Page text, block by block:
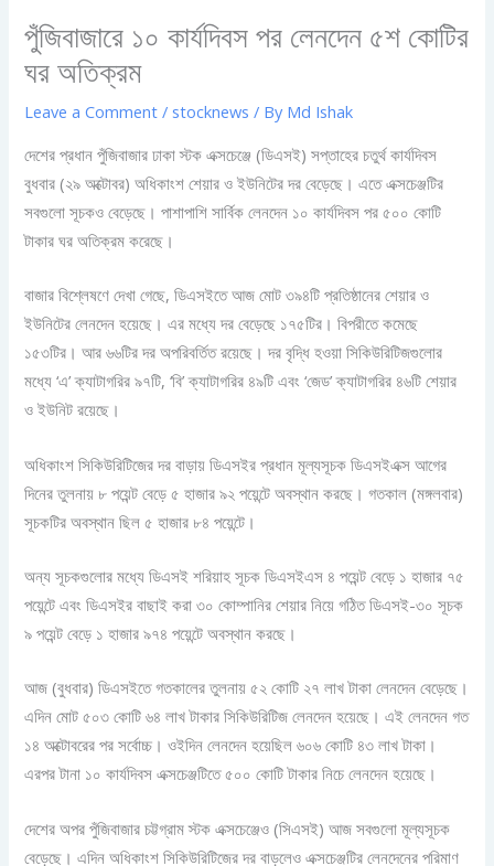
পুঁজিবাজারে ১০ কার্যদিবস পর লেনদেন ৫শ কোটির
ঘর অতিক্রম
Leave a Comment / stocknews / By Md Ishak
দেশের প্রধান পুঁজিবাজার ঢাকা স্টক এক্সচেঞ্জে (ডিএসই) সপ্তাহের চতুর্থ কার্যদিবস
বুধবার (২৯ অক্টোবর) অধিকাংশ শেয়ার ও ইউনিটের দর বেড়েছে। এতে এক্সচেঞ্জটির
সবগুলো সূচকও বেড়েছে। পাশাপাশি সার্বিক লেনদেন ১০ কার্যদিবস পর ৫০০ কোটি
টাকার ঘর অতিক্রম করেছে।
বাজার বিশ্লেষণে দেখা গেছে, ডিএসইতে আজ মোট ৩৯৪টি প্রতিষ্ঠানের শেয়ার ও
ইউনিটের লেনদেন হয়েছে। এর মধ্যে দর বেড়েছে ১৭৫টির। বিপরীতে কমেছে
১৫৩টির। আর ৬৬টির দর অপরিবর্তিত রয়েছে। দর বৃদ্ধি হওয়া সিকিউরিটিজগুলোর
মধ্যে ‘এ’ ক্যাটাগরির ৯৭টি, ‘বি’ ক্যাটাগরির ৪৯টি এবং ‘জেড’ ক্যাটাগরির ৪৬টি শেয়ার
ও ইউনিট রয়েছে।
অধিকাংশ সিকিউরিটিজের দর বাড়ায় ডিএসইর প্রধান মূল্যসূচক ডিএসইএক্স আগের
দিনের তুলনায় ৮ পয়েন্ট বেড়ে ৫ হাজার ৯২ পয়েন্টে অবস্থান করছে। গতকাল (মঙ্গলবার)
সূচকটির অবস্থান ছিল ৫ হাজার ৮৪ পয়েন্টে।
অন্য সূচকগুলোর মধ্যে ডিএসই শরিয়াহ সূচক ডিএসইএস ৪ পয়েন্ট বেড়ে ১ হাজার ৭৫
পয়েন্টে এবং ডিএসইর বাছাই করা ৩০ কোম্পানির শেয়ার নিয়ে গঠিত ডিএসই-৩০ সূচক
৯ পয়েন্ট বেড়ে ১ হাজার ৯৭৪ পয়েন্টে অবস্থান করছে।
আজ (বুধবার) ডিএসইতে গতকালের তুলনায় ৫২ কোটি ২৭ লাখ টাকা লেনদেন বেড়েছে।
এদিন মোট ৫০৩ কোটি ৬৪ লাখ টাকার সিকিউরিটিজ লেনদেন হয়েছে। এই লেনদেন গত
১৪ অক্টোবরের পর সর্বোচ্চ। ওইদিন লেনদেন হয়েছিল ৬০৬ কোটি ৪৩ লাখ টাকা।
এরপর টানা ১০ কার্যদিবস এক্সচেঞ্জটিতে ৫০০ কোটি টাকার নিচে লেনদেন হয়েছে।
দেশের অপর পুঁজিবাজার চট্টগ্রাম স্টক এক্সচেঞ্জেও (সিএসই) আজ সবগুলো মূল্যসূচক
বেড়েছে। এদিন অধিকাংশ সিকিউরিটিজের দর বাড়লেও এক্সচেঞ্জটির লেনদেনের পরিমাণ